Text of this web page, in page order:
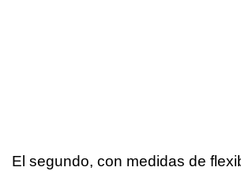
El segundo, con medidas de